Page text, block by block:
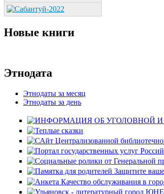
Новые книги
Этнодата
Этнодаты за месяц
Этнодаты за день